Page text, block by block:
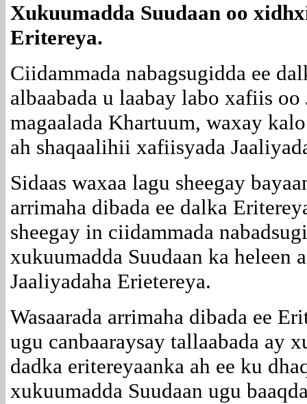
Xukuumadda Suudaan oo
Eritereya.
Ciidammada nabagsugidda ee
albaabada u laabay labo xafiis
magaalada Khartuum, waxay
ah shaqaalihii xafiisyada
Sidaas waxaa lagu sheegay
arrimaha dibada ee dalka
sheegay in ciidammada
xukuumadda Suudaan ka heleen
Jaaliyadaha Erietereya.
Wasaarada arrimaha dibada ee
ugu canbaaraysay tallaabada ay
dadka eritereyaanka ah ee ku
xukuumadda Suudaan ugu